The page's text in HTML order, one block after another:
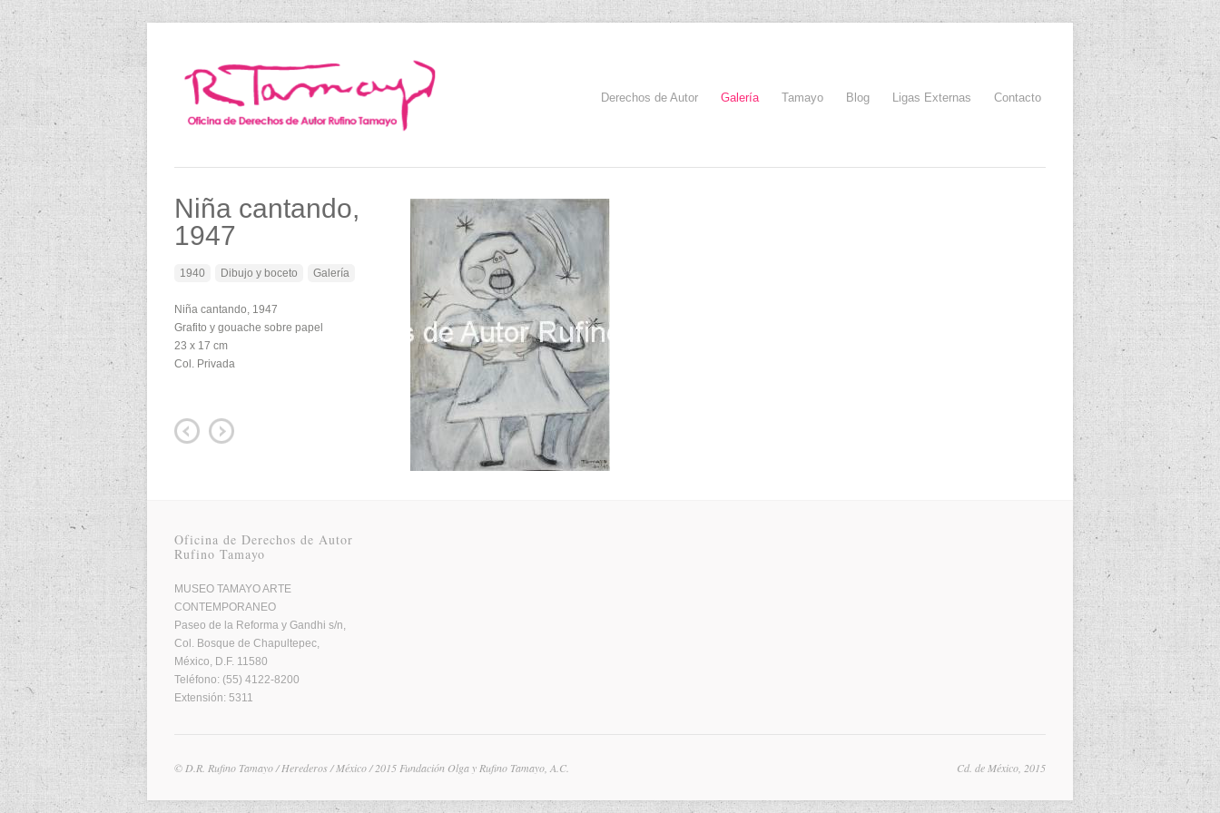
Derechos de Autor Galería Tamayo Blog Ligas Externas Contacto
Niña cantando,
1947
1940 Dibujo y boceto Galería
Niña cantando, 1947
Grafito y gouache sobre papel
23 x 17 cm
Col. Privada
Oficina de Derechos de Autor
Rufino Tamayo
MUSEO TAMAYO ARTE
CONTEMPORANEO
Paseo de la Reforma y Gandhi s/n,
Col. Bosque de Chapultepec,
México, D.F. 11580
Teléfono: (55) 4122-8200
Extensión: 5311
© D.R. Rufino Tamayo / Herederos / México / 2015 Fundación Olga y Rufino Tamayo, A.C. Cd. de México, 2015